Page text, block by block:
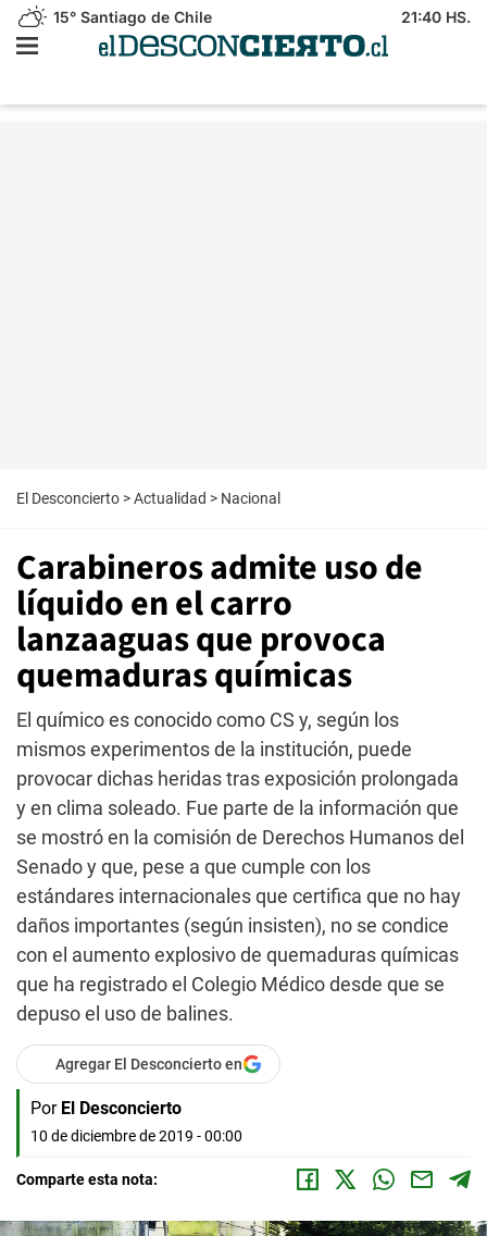
15° Santiago de Chile 21:40 HS.
El Desconcierto >Actualidad > Nacional
Carabineros admite uso de
líquido en el carro
lanzaaguas que provoca
quemaduras químicas
El químico es conocido como CS y, según los
mismos experimentos de la institución, puede
provocar dichas heridas tras exposición prolongada
y en clima soleado. Fue parte de la información que
se mostró en la comisión de Derechos Humanos del
Senado y que, pese a que cumple con los
estándares internacionales que certifica que no hay
daños importantes (según insisten), no se condice
con el aumento explosivo de quemaduras químicas
que ha registrado el Colegio Médico desde que se
depuso el uso de balines.
Agregar El Desconcierto en
Por El Desconcierto
10 de diciembre de 2019 - 00:00
Comparte esta nota: